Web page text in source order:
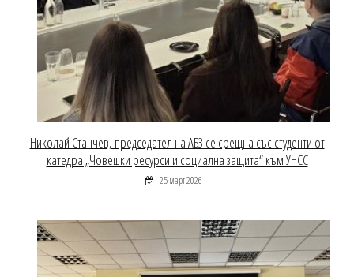
Николай Станчев, председател на АБЗ се срещна със студенти от
катедра „Човешки ресурси и социална защита“ към УНСС
25 март 2026